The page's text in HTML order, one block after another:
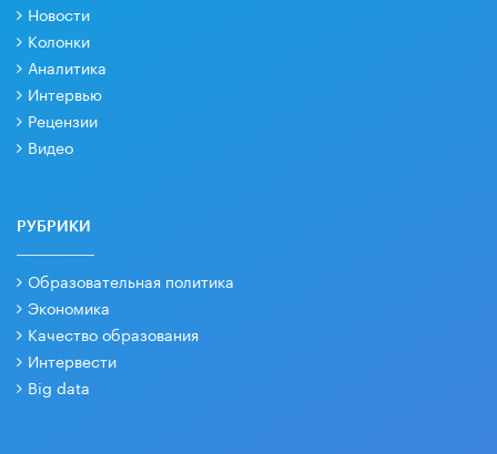
Новости
Колонки
Аналитика
Интервью
Рецензии
Видео
РУБРИКИ
Образовательная политика
Экономика
Качество образования
Интервести
Big data